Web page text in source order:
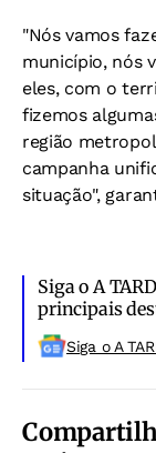
"Nós vamos
município, nós
eles, com o
fizemos
região
campanha
situação",
Siga o A
principais
Siga o A